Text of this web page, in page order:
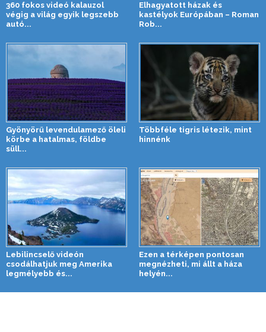
360 fokos videó kalauzol
végig a világ egyik legszebb
autó...
Elhagyatott házak és
kastélyok Európában – Roman
Rob...
Gyönyörű levendulamező öleli
körbe a hatalmas, földbe
süll...
Többféle tigris létezik, mint
hinnénk
Lebilincselő videón
csodálhatjuk meg Amerika
legmélyebb és...
Ezen a térképen pontosan
megnézheti, mi állt a háza
helyén...